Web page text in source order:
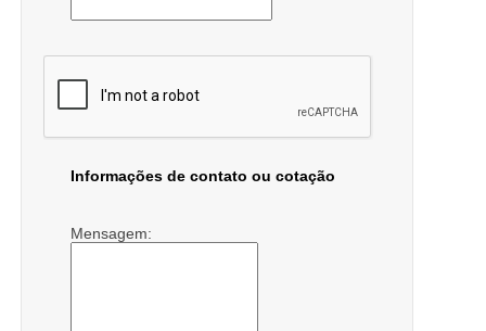
Informações de contato ou cotação
Mensagem: